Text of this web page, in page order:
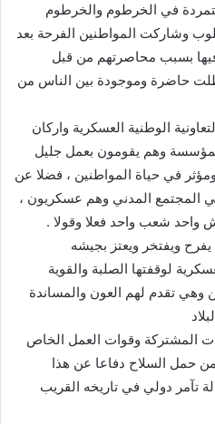
في الخرطوم والخرطوم
وشاركت المواطنين الفرحة بعد
فيها بسبب محاصرتهم من قبل
حاضرة وموجودة بين الناس من
الوطنية العسكرية واركان
وهم يقومون بعمل جليل
في حياة المواطنين ، فضلا عن
المجتمع المدني وهم عسكريون ،
واحد شعب واحد فعلا وقولا .
ويفتخر ويعتز بجيشه
لوقفتها الصلبة والقوية
وهي تقدم لهم العون والمساندة
المشتركة وقوات العمل الخاص
حمل السلاح دفاعا عن هذا
تآمر دولي في تاريخه القريب